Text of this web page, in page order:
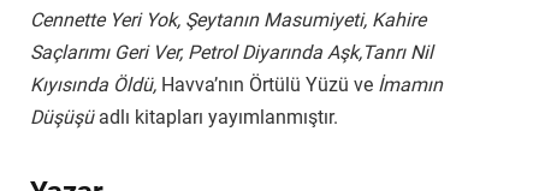
Cennette Yeri Yok, Şeytanın Masumiyeti, Kahire
Saçlarımı Geri Ver, Petrol Diyarında Aşk,Tanrı Nil
Kıyısında Öldü, Havva’nın Örtülü Yüzü ve İmamın
Düşüşü adlı kitapları yayımlanmıştır.